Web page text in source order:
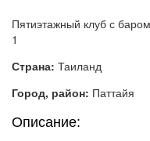
Пятиэтажный клуб с
1
Страна: Таиланд
Город, район: Паттайя
Описание: